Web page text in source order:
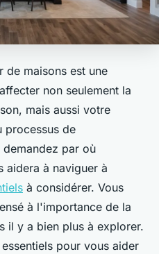
de maisons est une
non seulement la
mais aussi votre
processus de
par où
aidera à naviguer à
à considérer. Vous
à l'importance de la
il y a bien plus à explorer.
pour vous aider